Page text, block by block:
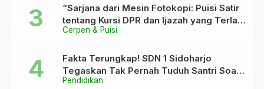
Cerpen & Puisi
“Sarjana dari Mesin Fotokopi: Puisi Satir
tentang Kursi DPR dan Ijazah yang Terlalu
Rapi”
Pendidikan
Fakta Terungkap! SDN 1 Sidoharjo
Tegaskan Tak Pernah Tuduh Santri Soal
Kaca Pecah